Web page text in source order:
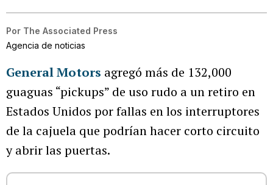
Por The Associated Press
Agencia de noticias
General Motors agregó más de 132,000
guaguas “pickups” de uso rudo a un retiro en
Estados Unidos por fallas en los interruptores
de la cajuela que podrían hacer corto circuito
y abrir las puertas.